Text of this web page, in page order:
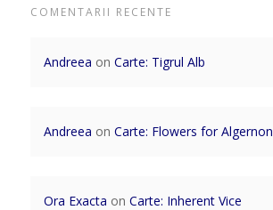
COMENTARII RECENTE
Andreea on Carte: Tigrul Alb
Andreea on Carte: Flowers for Algernon
Ora Exacta on Carte: Inherent Vice